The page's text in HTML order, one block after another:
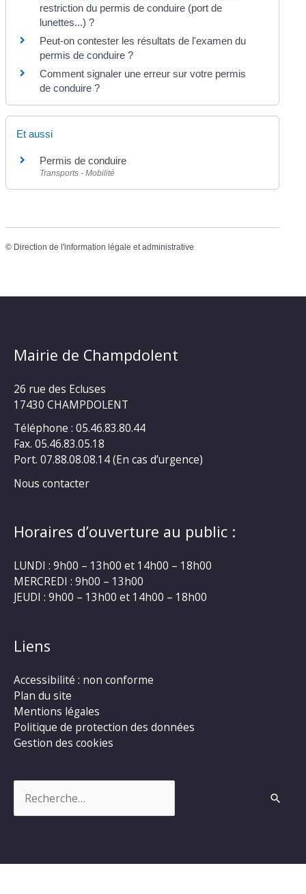
restriction du permis de conduire (port de
lunettes...) ?
Peut-on contester les résultats de l'examen du
permis de conduire ?
Comment signaler une erreur sur votre permis
de conduire ?
Et aussi
Permis de conduire
Transports - Mobilité
© Direction de l'information légale et administrative
Mairie de Champdolent
26 rue des Ecluses
17430 CHAMPDOLENT
Téléphone : 05.46.83.80.44
Fax. 05.46.83.05.18
Port. 07.88.08.08.14 (En cas d’urgence)
Nous contacter
Horaires d’ouverture au public :
LUNDI : 9h00 – 13h00 et 14h00 – 18h00
MERCREDI : 9h00 – 13h00
JEUDI : 9h00 – 13h00 et 14h00 – 18h00
Liens
Accessibilité : non conforme
Plan du site
Mentions légales
Politique de protection des données
Gestion des cookies